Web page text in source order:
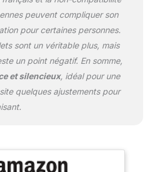
réglez 170 °C
les 30 premières
minutes, puis le reste du
de cuisson à 200 °C.
tactile numérique et
intelligent : réglez les
modes de cuisson et la
température instantanément
simplement avec l'écran
aussi basse que
°C et jusqu'à 230 °C
peuvent compliquer son
pour certaines personnes.
sont un véritable plus, mais
un point négatif. En somme,
et silencieux, idéal pour une
quelques ajustements pour